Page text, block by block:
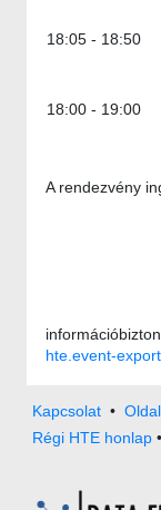
18:05 - 18:50
18:00 - 19:00
A rendezvény
hte.event-export
Kapcsolat•
Régi HTE honlap •